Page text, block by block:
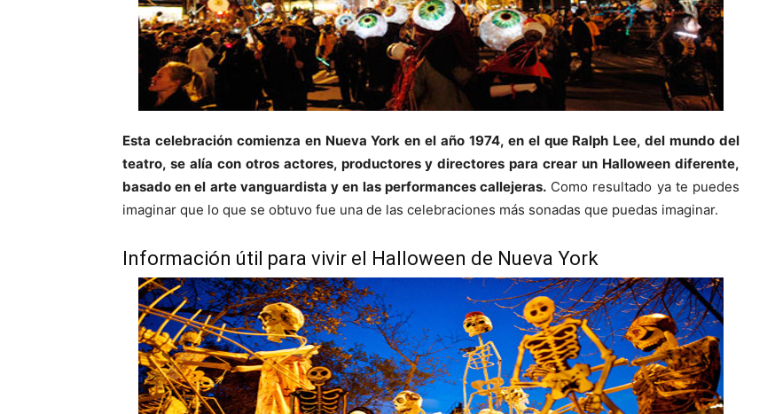
Esta celebración comienza en Nueva York en el año 1974, en el que Ralph Lee, del mundo del
teatro, se alía con otros actores, productores y directores para crear un Halloween diferente,
basado en el arte vanguardista y en las performances callejeras.Como resultado ya te puedes
imaginar que lo que se obtuvo fue una de las celebraciones más sonadas que puedas imaginar.
Información útil para vivir el Halloween de Nueva York